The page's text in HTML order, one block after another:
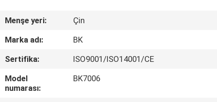
VİDEOLAR
HAKKIMIZDA
Menşe yeri:
Çin
Marka adı:
BK
Sertifika:
ISO9001/ISO14001/CE
Model
numarası:
BK7006